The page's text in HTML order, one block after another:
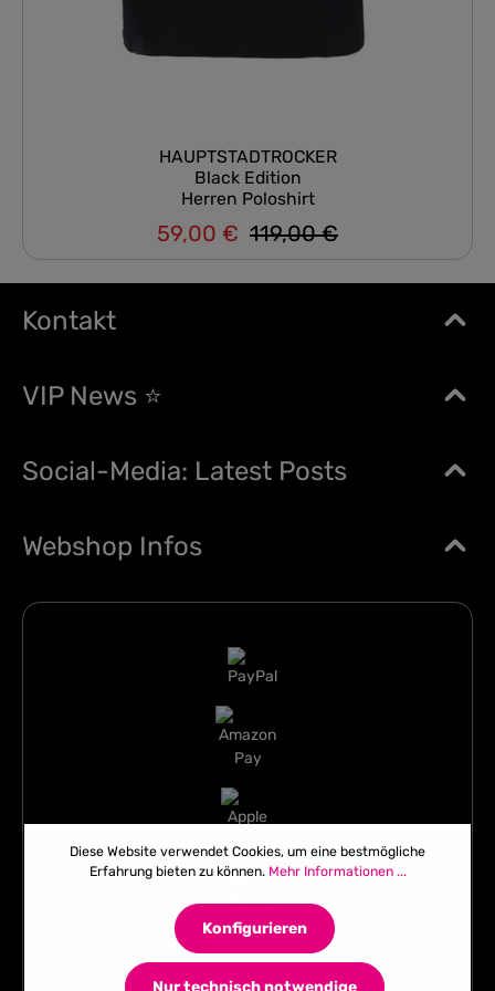
HAUPTSTADTROCKER
Black Edition
Herren Poloshirt
Verkaufspreis:
59,00 € Regulärer Preis:
119,00 €
Kontakt
VIP News ⭐
Social-Media: Latest Posts
Webshop Infos
Diese Website verwendet Cookies, um eine bestmögliche
Erfahrung bieten zu können. Mehr Informationen ...
Nur technisch notwendige
Konfigurieren